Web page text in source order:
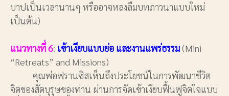
บาปเป็นเวลานานๆ หรืออาจหลงลืมบทภาวนาแบบใหม่
เป็นต้น)
แนวทางที่ 6: เข้าเงียบแบบย่อ และงานแพร่ธรรม(Mini
“Retreats” and Missions)
คุณพ่อฟรานซิสเห็นถึงประโยชน์ในการพัฒนาชีวิต
จิตของสัตบุรุษของท่าน ผ่านการจัดเข้าเงียบฟื้นฟูจิตใจแบบ